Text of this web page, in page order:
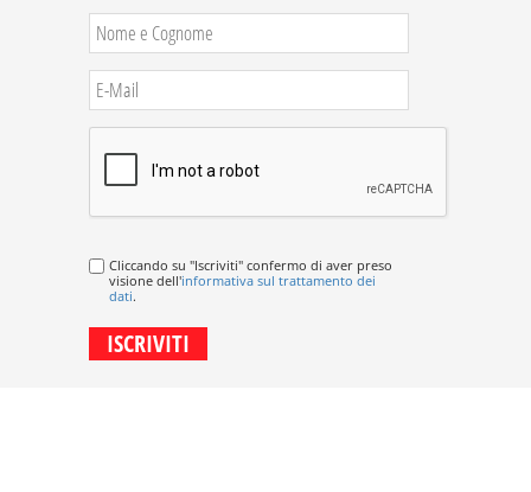
Cliccando su "Iscriviti" confermo di aver preso
visione dell'informativa sul trattamento dei
dati.